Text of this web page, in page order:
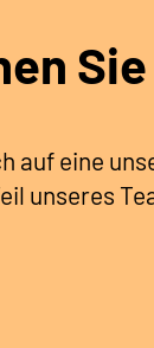
Sie
auf eine
unseres